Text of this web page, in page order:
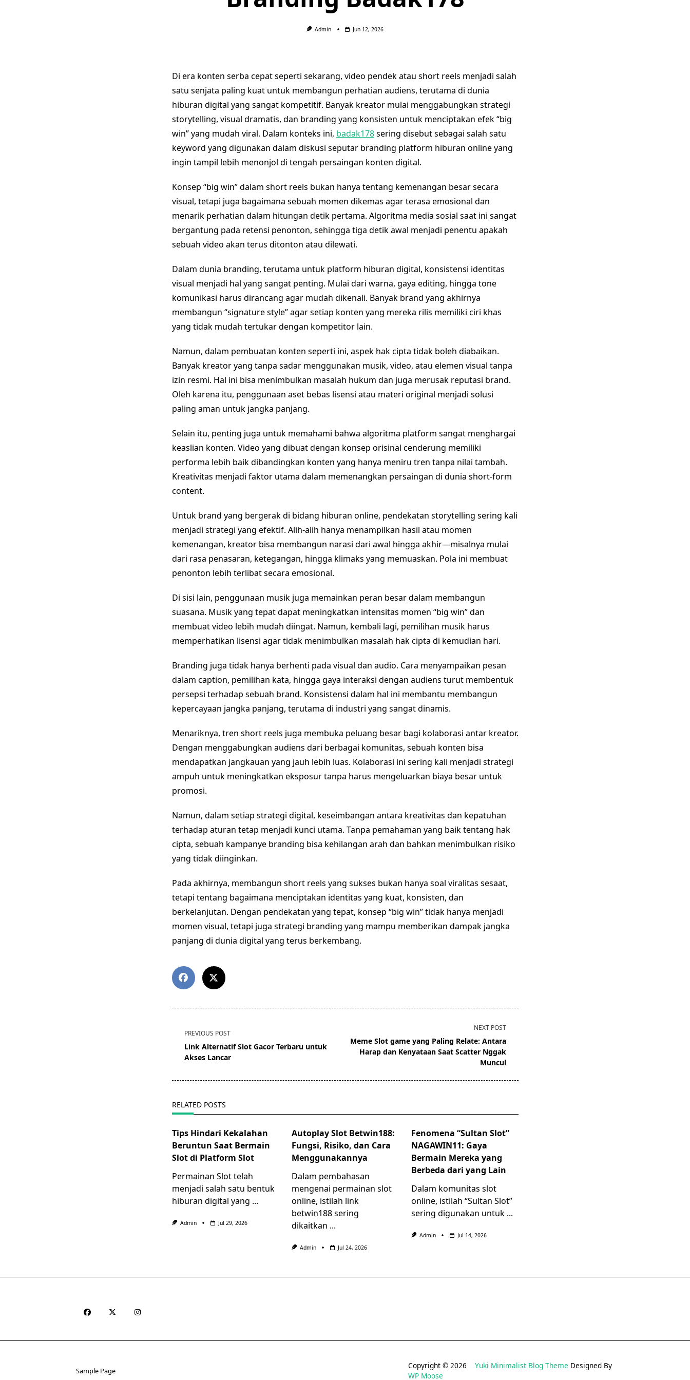
Admin Jun 12, 2026
Di era konten serba cepat seperti sekarang, video pendek atau short reels menjadi salah
satu senjata paling kuat untuk membangun perhatian audiens, terutama di dunia
hiburan digital yang sangat kompetitif. Banyak kreator mulai menggabungkan strategi
storytelling, visual dramatis, dan branding yang konsisten untuk menciptakan efek “big
win” yang mudah viral. Dalam konteks ini, badak178sering disebut sebagai salah satu
keyword yang digunakan dalam diskusi seputar branding platform hiburan online yang
ingin tampil lebih menonjol di tengah persaingan konten digital.
Konsep “big win” dalam short reels bukan hanya tentang kemenangan besar secara
visual, tetapi juga bagaimana sebuah momen dikemas agar terasa emosional dan
menarik perhatian dalam hitungan detik pertama. Algoritma media sosial saat ini sangat
bergantung pada retensi penonton, sehingga tiga detik awal menjadi penentu apakah
sebuah video akan terus ditonton atau dilewati.
Dalam dunia branding, terutama untuk platform hiburan digital, konsistensi identitas
visual menjadi hal yang sangat penting. Mulai dari warna, gaya editing, hingga tone
komunikasi harus dirancang agar mudah dikenali. Banyak brand yang akhirnya
membangun “signature style” agar setiap konten yang mereka rilis memiliki ciri khas
yang tidak mudah tertukar dengan kompetitor lain.
Namun, dalam pembuatan konten seperti ini, aspek hak cipta tidak boleh diabaikan.
Banyak kreator yang tanpa sadar menggunakan musik, video, atau elemen visual tanpa
izin resmi. Hal ini bisa menimbulkan masalah hukum dan juga merusak reputasi brand.
Oleh karena itu, penggunaan aset bebas lisensi atau materi original menjadi solusi
paling aman untuk jangka panjang.
Selain itu, penting juga untuk memahami bahwa algoritma platform sangat menghargai
keaslian konten. Video yang dibuat dengan konsep orisinal cenderung memiliki
performa lebih baik dibandingkan konten yang hanya meniru tren tanpa nilai tambah.
Kreativitas menjadi faktor utama dalam memenangkan persaingan di dunia short-form
content.
Untuk brand yang bergerak di bidang hiburan online, pendekatan storytelling sering kali
menjadi strategi yang efektif. Alih-alih hanya menampilkan hasil atau momen
kemenangan, kreator bisa membangun narasi dari awal hingga akhir—misalnya mulai
dari rasa penasaran, ketegangan, hingga klimaks yang memuaskan. Pola ini membuat
penonton lebih terlibat secara emosional.
Di sisi lain, penggunaan musik juga memainkan peran besar dalam membangun
suasana. Musik yang tepat dapat meningkatkan intensitas momen “big win” dan
membuat video lebih mudah diingat. Namun, kembali lagi, pemilihan musik harus
memperhatikan lisensi agar tidak menimbulkan masalah hak cipta di kemudian hari.
Branding juga tidak hanya berhenti pada visual dan audio. Cara menyampaikan pesan
dalam caption, pemilihan kata, hingga gaya interaksi dengan audiens turut membentuk
persepsi terhadap sebuah brand. Konsistensi dalam hal ini membantu membangun
kepercayaan jangka panjang, terutama di industri yang sangat dinamis.
Menariknya, tren short reels juga membuka peluang besar bagi kolaborasi antar kreator.
Dengan menggabungkan audiens dari berbagai komunitas, sebuah konten bisa
mendapatkan jangkauan yang jauh lebih luas. Kolaborasi ini sering kali menjadi strategi
ampuh untuk meningkatkan eksposur tanpa harus mengeluarkan biaya besar untuk
promosi.
Namun, dalam setiap strategi digital, keseimbangan antara kreativitas dan kepatuhan
terhadap aturan tetap menjadi kunci utama. Tanpa pemahaman yang baik tentang hak
cipta, sebuah kampanye branding bisa kehilangan arah dan bahkan menimbulkan risiko
yang tidak diinginkan.
Pada akhirnya, membangun short reels yang sukses bukan hanya soal viralitas sesaat,
tetapi tentang bagaimana menciptakan identitas yang kuat, konsisten, dan
berkelanjutan. Dengan pendekatan yang tepat, konsep “big win” tidak hanya menjadi
momen visual, tetapi juga strategi branding yang mampu memberikan dampak jangka
panjang di dunia digital yang terus berkembang.
class="nav-
subtitle
screen-
PREVIOUS POST
Link Alternatif Slot Gacor Terbaru untuk
Akses Lancar
NEXT POST
Meme Slot game yang Paling Relate: Antara
Harap dan Kenyataan Saat Scatter Nggak
Muncul
RELATED POSTS
Tips Hindari Kekalahan
Beruntun Saat Bermain
Slot di Platform Slot
Permainan Slot telah
menjadi salah satu bentuk
hiburan digital yang ...
Admin Jul 29, 2026
Autoplay Slot Betwin188:
Fungsi, Risiko, dan Cara
Menggunakannya
Dalam pembahasan
mengenai permainan slot
online, istilah link
betwin188 sering
dikaitkan ...
Admin Jul 24, 2026
Fenomena “Sultan Slot”
NAGAWIN11: Gaya
Bermain Mereka yang
Berbeda dari yang Lain
Dalam komunitas slot
online, istilah “Sultan Slot”
sering digunakan untuk ...
Admin Jul 14, 2026
Sample Page
Copyright © 2026Yuki Minimalist Blog Theme Designed By
WP Moose